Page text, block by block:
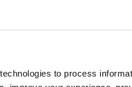
to process